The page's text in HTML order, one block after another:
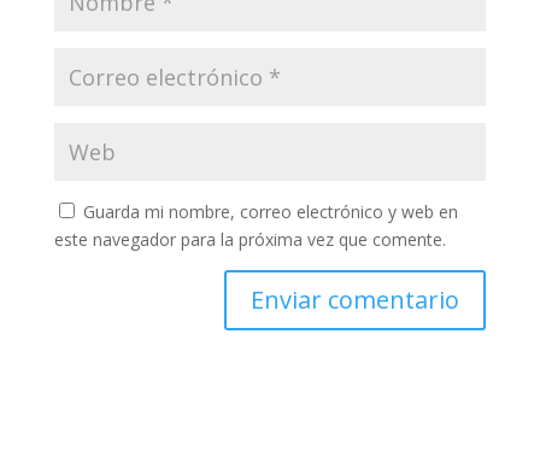
Guarda mi nombre, correo electrónico y web en
este navegador para la próxima vez que comente.